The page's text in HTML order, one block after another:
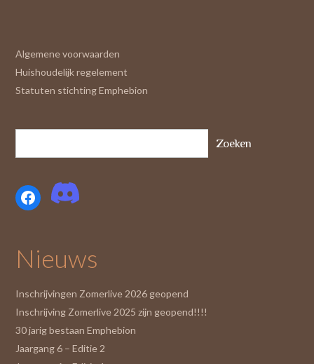
Algemene voorwaarden
Huishoudelijk regelement
Statuten stichting Emphebion
Zoeken
Facebook
Nieuws
Inschrijvingen Zomerlive 2026 geopend
Inschrijving Zomerlive 2025 zijn geopend!!!!
30 jarig bestaan Emphebion
Jaargang 6 – Editie 2